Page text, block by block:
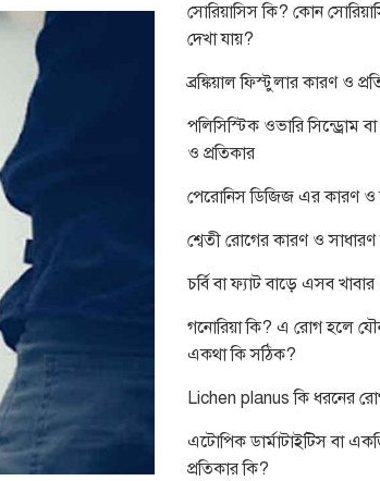
সোরিয়াসিস কি? কোন
দেখা যায়?
ব্রঙ্কিয়াল ফিস্টুলার কারণ ও
পলিসিস্টিক ওভারি সিন্ড্রোম
ও প্রতিকার
পেরোনিস ডিজিজ এর কারণ ও
শ্বেতী রোগের কারণ ও
চর্বি বা ফ্যাট বাড়ে এসব
গনোরিয়া কি? এ রোগ হলে
একথা কি সঠিক?
Lichen planus কি ধরনের
এটোপিক ডার্মাটাইটিস বা
প্রতিকার কি?